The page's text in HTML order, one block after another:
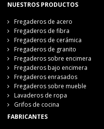
NUESTROS PRODUCTOS
Fregaderos de acero
Fregaderos de fibra
Fregaderos de cerámica
Fregaderos de granito
Fregaderos sobre encimera
Fregaderos bajo encimera
Fregaderos enrasados
Fregaderos sobre mueble
Lavaderos de ropa
Grifos de cocina
FABRICANTES